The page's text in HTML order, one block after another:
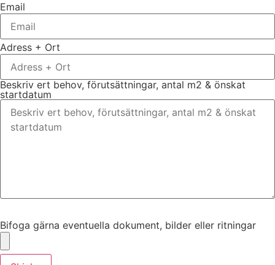
Email
Adress + Ort
Beskriv ert behov, förutsättningar, antal m2 & önskat
startdatum
Bifoga gärna eventuella dokument, bilder eller ritningar